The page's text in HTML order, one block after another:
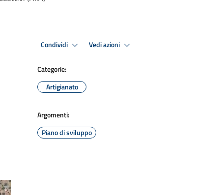
Condividi Vedi azioni
Categorie:
Artigianato
Argomenti:
Piano di sviluppo